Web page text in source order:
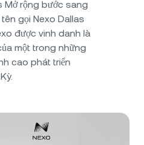
Mở rộng bước sang
gọi Nexo Dallas
được vinh danh là
một trong những
cao phát triển